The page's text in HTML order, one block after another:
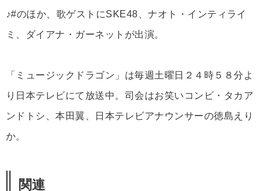
♪#のほか、歌ゲストにSKE48、ナオト・インティライ
ミ、ダイアナ・ガーネットが出演。
「ミュージックドラゴン」は毎週土曜日２４時５８分よ
り日本テレビにて放送中。司会はお笑いコンビ・タカア
ンドトシ、本田翼、日本テレビアナウンサーの徳島えり
か。
関連